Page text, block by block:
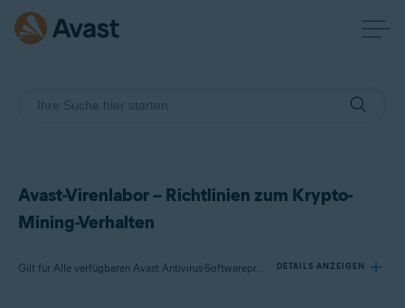
Avast-Virenlabor – Richtlinien zum Krypto-
Mining-Verhalten
Gilt für Alle verfügbaren Avast Antivirus-Softwareprodukte DETAILS ANZEIGEN